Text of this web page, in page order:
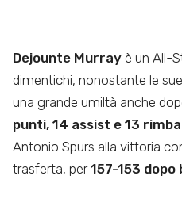
Dejounte Murray è un All-
dimentichi, nonostante le
una grande umiltà anche
punti, 14 assist e 13
Antonio Spurs alla vittoria
trasferta, per157-153